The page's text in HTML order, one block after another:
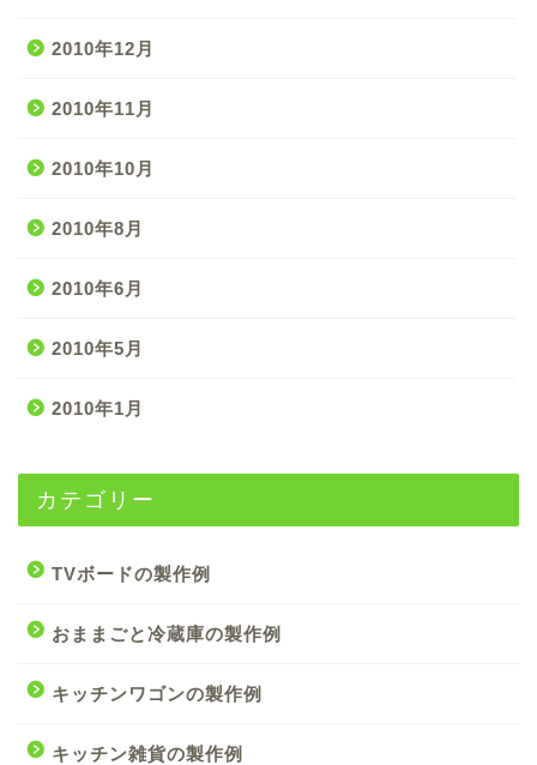
2010年12月
2010年11月
2010年10月
2010年8月
2010年6月
2010年5月
2010年1月
カテゴリー
TVボードの製作例
おままごと冷蔵庫の製作例
キッチンワゴンの製作例
キッチン雑貨の製作例